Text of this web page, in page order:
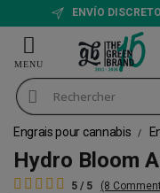
ENVÍO
Engrais pour cannabis
Hydro Bloom
5 / 5 (8